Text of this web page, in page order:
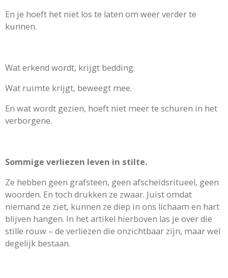
En je hoeft het niet los te laten om weer verder te
kunnen.
Wat erkend wordt, krijgt bedding.
Wat ruimte krijgt, beweegt mee.
En wat wordt gezien, hoeft niet meer te schuren in het
verborgene.
Sommige verliezen leven in stilte.
Ze hebben geen grafsteen, geen afscheidsritueel, geen
woorden. En toch drukken ze zwaar. Juist omdat
niemand ze ziet, kunnen ze diep in ons lichaam en hart
blijven hangen. In het artikel hierboven las je over die
stille rouw – de verliezen die onzichtbaar zijn, maar wel
degelijk bestaan.